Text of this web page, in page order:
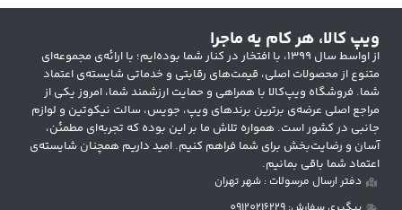
ویپ کالا، هر کام یه ماجرا
از اواسط سال ۱۳۹۹، با افتخار در کنار شما بوده‌ایم؛ با ارائه‌ی مجموعه‌ای
متنوع از محصولات اصلی، قیمت‌های رقابتی و خدماتی شایسته‌ی اعتماد
شما. فروشگاه ویپ‌کالا با همراهی و حمایت ارزشمند شما، امروز یکی از
مراجع اصلی عرضه‌ی برترین برندهای ویپ، جویس، سالت نیکوتین و لوازم
جانبی در کشور است. همواره تلاش ما بر این بوده که تجربه‌ای مطمئن،
آسان و رضایت‌بخش برای شما فراهم کنیم. امید داریم همچنان شایسته‌ی
اعتماد شما باقی بمانیم.
دفتر ارسال مرسولات : شهر تهران